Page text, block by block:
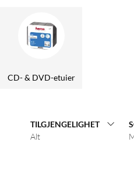
CD- & DVD-etuier
TILGJENGELIGHET
Alt